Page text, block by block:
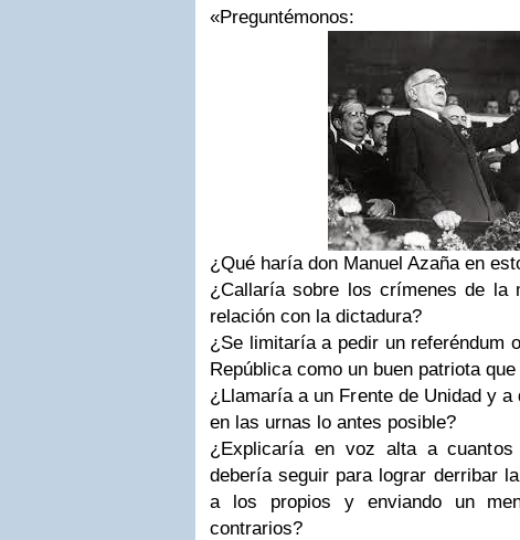
«Preguntémonos:
¿Qué haría don Manuel Azaña en
¿Callaría sobre los crímenes de la
relación con la dictadura?
¿Se limitaría a pedir un referéndum
República como un buen patriota que
¿Llamaría a un Frente de Unidad y
en las urnas lo antes posible?
¿Explicaría en voz alta a
debería seguir para lograr derribar
a los propios y enviando un
contrarios?